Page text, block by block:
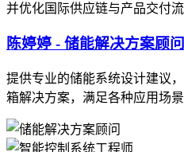
并优化国际供应链与产品交付流
陈婷婷 - 储能解决方案顾问
提供专业的储能系统设计建议
箱解决方案，满足各种应用场景